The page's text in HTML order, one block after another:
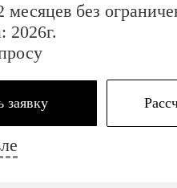
месяцев без
2026г.
заявку